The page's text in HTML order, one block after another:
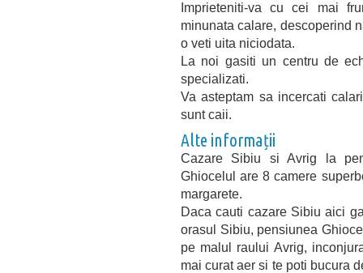
Imprieteniti-va cu cei mai
minunata calare, descoperind
o veti uita niciodata.
La noi gasiti un centru de
specializati.
Va asteptam sa incercati
sunt caii.
Alte informații
Cazare Sibiu si Avrig la
Ghiocelul are 8 camere
margarete.
Daca cauti cazare Sibiu aici
orasul Sibiu, pensiunea
pe malul raului Avrig,
mai curat aer si te poti bucura